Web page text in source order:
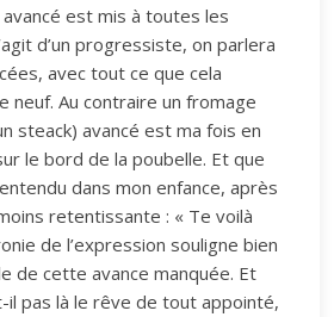
est mis à toutes les
d’un progressiste, on parlera
avec tout ce que cela
neuf. Au contraire un fromage
steack) avancé est ma fois en
le bord de la poubelle. Et que
dans mon enfance, après
retentissante : « Te voilà
de l’expression souligne bien
de cette avance manquée. Et
il pas là le rêve de tout appointé,